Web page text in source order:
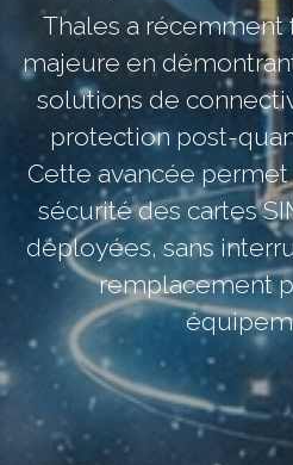
Thales a récemment
majeure en
solutions de
protection post-
Cette avancée
sécurité des cartes
déployées, sans
remplacement